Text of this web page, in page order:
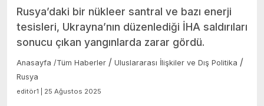
Rusya’daki bir nükleer santral ve bazı enerji
tesisleri, Ukrayna’nın düzenlediği İHA saldırıları
sonucu çıkan yangınlarda zarar gördü.
Anasayfa /Tüm Haberler / Uluslararası İlişkiler ve Dış Politika /
Rusya
editör1 | 25 Ağustos 2025